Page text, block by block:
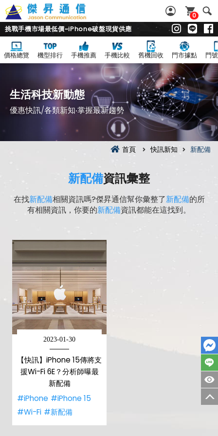
0
挑戰手機市場最低價~iPhone破盤現貨供應
價格總覽 機型排行 手機推薦 手機比較 舊機回收 門市據點 門
生活科技新動態
優惠快訊/各類新知‧掌握最新趨勢
首頁 快訊新知 新配備
新配備資訊彙整
在找新配備相關資訊嗎?傑昇通信幫你彙整了新配備的所
有相關資訊，你要的新配備資訊都能在這找到。
2023-01-30
【快訊】iPhone 15傳將支
援Wi-Fi 6E？分析師曝最
新配備
#iPhone #iPhone 15
#Wi-Fi #新配備